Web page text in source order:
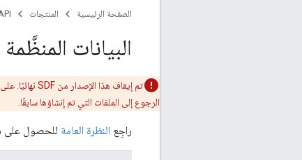
الصفحة الرئيسية المنتجات
البيانات المنظَّمة
تم إيقاف هذا الإصدار من SDF نهائيًا. على المستخدمين استخدام الإصدار
الرجوع إلى الملفات التي تم إنشاؤها سابقًا.
راجِع النظرة العامة للحصول على